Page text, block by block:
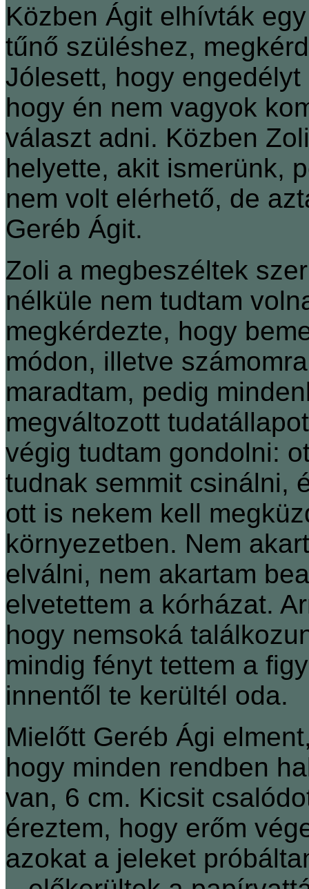
Közben Ágit elhívták
tűnő szüléshez,
Jólesett, hogy
hogy én nem vagyok
választ adni. Közben
helyette, akit ismerünk,
nem volt elérhető, de
Geréb Ágit.
Zoli a megbeszéltek
nélküle nem tudtam
megkérdezte, hogy
módon, illetve
maradtam, pedig
megváltozott
végig tudtam gondolni:
tudnak semmit csinálni,
ott is nekem kell
környezetben. Nem
elválni, nem akartam
elvetettem a kórházat.
hogy nemsoká
mindig fényt tettem a
innentől te kerültél oda.
Mielőtt Geréb Ági
hogy minden rendben
van, 6 cm. Kicsit
éreztem, hogy erőm
azokat a jeleket